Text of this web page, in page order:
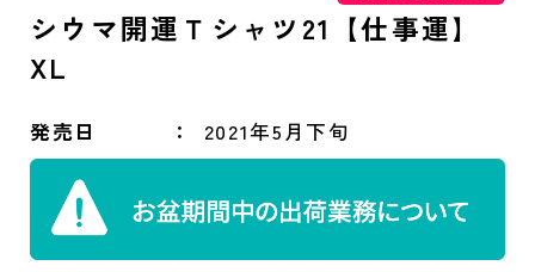
シウマ開運Ｔシャツ21【仕事運】
XL
発売日 2021年5月下旬